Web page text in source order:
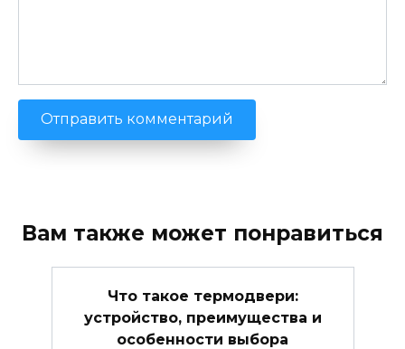
Вам также может понравиться
Что такое термодвери:
устройство, преимущества и
особенности выбора